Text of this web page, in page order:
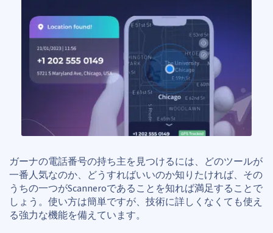
ガーナの電話番号の持ち主を見つけるには、どのツールが
一番人気なのか、どうすればいいのか知りたければ、その
うちの一つがScanneroであることを知れば満足することで
しょう。使い方は簡単ですが、技術に詳しくなくても使え
る強力な機能を備えています。